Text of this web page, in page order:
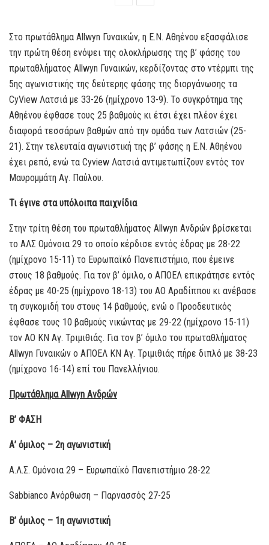
Στο πρωτάθλημα Allwyn Γυναικών, η Ε.Ν. Αθηένου εξασφάλισε
την πρώτη θέση ενόψει της ολοκλήρωσης της β’ φάσης του
πρωταθλήματος Allwyn Γυναικών, κερδίζοντας στο ντέρμπι της
5ης αγωνιστικής της δεύτερης φάσης της διοργάνωσης τα
CyView Λατσιά με 33-26 (ημίχρονο 13-9). Το συγκρότημα της
Αθηένου έφθασε τους 25 βαθμούς κι έτσι έχει πλέον έχει
διαφορά τεσσάρων βαθμών από την ομάδα των Λατσιών (25-
21). Στην τελευταία αγωνιστική της β’ φάσης η Ε.Ν. Αθηένου
έχει ρεπό, ενώ τα Cyview Λατσιά αντιμετωπίζουν εντός τον
Μαυρομμάτη Αγ. Παύλου.
Τι έγινε στα υπόλοιπα παιχνίδια
Στην τρίτη θέση του πρωταθλήματος Allwyn Ανδρών βρίσκεται
το ΑΛΣ Ομόνοια 29 το οποίο κέρδισε εντός έδρας με 28-22
(ημίχρονο 15-11) το Ευρωπαϊκό Πανεπιστήμιο, που έμεινε
στους 18 βαθμούς. Για τον β’ όμιλο, ο ΑΠΟΕΛ επικράτησε εντός
έδρας με 40-25 (ημίχρονο 18-13) του ΑΟ Αραδίππου κι ανέβασε
τη συγκομιδή του στους 14 βαθμούς, ενώ ο Προοδευτικός
έφθασε τους 10 βαθμούς νικώντας με 29-22 (ημίχρονο 15-11)
τον ΑΟ ΚΝ Αγ. Τριμιθιάς. Για τον β’ όμιλο του πρωταθλήματος
Allwyn Γυναικών ο ΑΠΟΕΛ ΚΝ Αγ. Τριμιθιάς πήρε διπλό με 38-23
(ημίχρονο 16-14) επί του Πανελλήνιου.
ΠρωτάθλημαAllwyn Ανδρών
Β’ ΦΑΣΗ
Α’ όμιλος – 2η αγωνιστική
Α.Λ.Σ. Ομόνοια 29 – Ευρωπαϊκό Πανεπιστήμιο 28-22
Sabbianco Ανόρθωση – Παρνασσός 27-25
Β’ όμιλος – 1η αγωνιστική